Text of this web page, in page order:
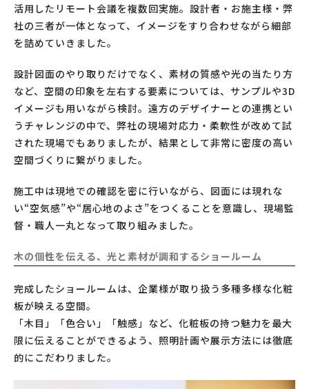
活用したリモート会議を複数回実施。設計者・お施主様・弊
社の三者が一体となって、イメージをすり合わせながら細部
を詰めていきました。
設計図面のやり取りだけでなく、素材の質感や光の当たり方
など、空間の印象を左右する要素については、サンプルや3D
イメージも用いながら検討。遠方のデザイナーとの連携とい
うチャレンジの中で、弊社の現場対応力・柔軟性が改めて試
された現場でもありましたが、結果として非常に密度の高い
空間づくりに繋がりました。
施工中は現地での確認を密に行いながら、図面には現れな
い“空気感”や“居心地のよさ”をつくることを意識し、現場監
督・職人一丸となって取り組みました。
木の個性を伝える、光と素材が調和するショールーム
完成したショールームは、企業様が取り扱う多種多様な化粧
板が映える空間。
「木目」「色合い」「触感」など、化粧板の持つ魅力を最大
限に伝えることができるよう、照明計画や展示方法には徹底
的にこだわりました。